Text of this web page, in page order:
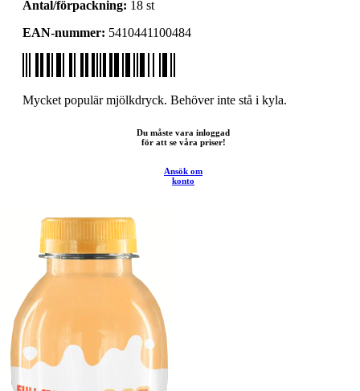
Antal/förpackning: 18 st
EAN-nummer: 5410441100484
Mycket populär mjölkdryck. Behöver inte stå i kyla.
Du måste vara inloggad
för att se våra priser!
Ansök om
konto